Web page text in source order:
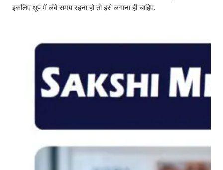
इसलिए धूप में लंबे समय रहना हो तो इसे लगाना ही चाहिए.